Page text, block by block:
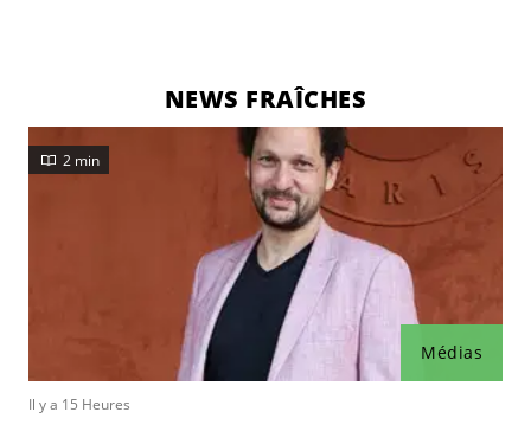
NEWS FRAÎCHES
Médias
2 min
Il y a 15 Heures